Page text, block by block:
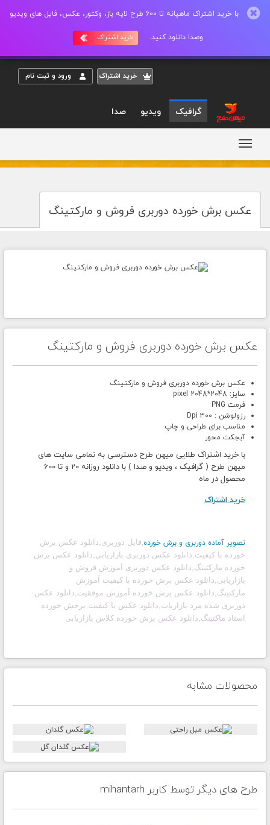
با خرید اشتراک ماهیانه تا 600 طرح لایه باز، وکتور، عکس، فایل های ویدیو
وصدا دانلود کنید. خرید اشتراک
خريد اشتراک ورود و ثبت نام
گرافیک ویدیو صدا
عکس برش خورده دوربری فروش و مارکتینگ
عکس برش خورده دوربری فروش و مارکتینگ
عکس برش خورده دوربری فروش و مارکتینگ
سایز: 2048*2048 pixel
فرمت PNG
رزولوشن : 300 Dpi
مناسب برای طراحی و چاپ
آبجکت محور
با خرید اشتراک طلایی میهن طرح دسترسی به تمامی سایت های
میهن طرح ( گرافیک ، ویدیو و صدا ) با دانلود روزانه 20 و تا 600
محصول در ماه
خرید اشتراک
تصویر آماده دوربری و برش خورده,فایل دوربری,دانلود عکس برش
خورده با کیفیت,دانلود عکس دوربری بازاریابی,دانلود عکس برش
خورده مارکتینگ,دانلود عکس دوربری آموزش فروش و
بازاریابی,دانلود عکس برش خورده با کیفیت آموزش
مارکتینگ,دانلود عکس برش خورده آموزش موفقیت,دانلود عکس
دوربری شده مرد بازاریاب,دانلود عکس با کیفیت برخش خورده
استاد ماکتینگ,دانلود عکس برش خورده کلاس بازاریابی
محصولات مشابه
طرح های دیگر توسط کاربر mihantarh